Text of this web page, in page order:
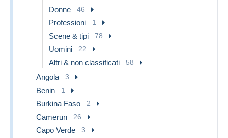
Donne 46
Professioni 1
Scene & tipi 78
Uomini 22
Altri & non classificati 58
Angola 3
Benin 1
Burkina Faso 2
Camerun 26
Capo Verde 3